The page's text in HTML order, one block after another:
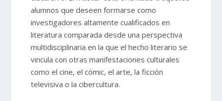
alumnos que deseen formarse como
investigadores altamente cualificados en
literatura comparada desde una perspectiva
multidisciplinaria en la que el hecho literario se
vincula con otras manifestaciones culturales
como el cine, el cómic, el arte, la ficción
televisiva o la cibercultura.